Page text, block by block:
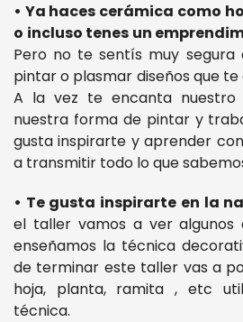
• Ya haces cerámica como
o incluso tenes un
Pero no te sentís muy segura
pintar o plasmar diseños que te
A la vez te encanta nuestro
nuestra forma de pintar y
gusta inspirarte y aprender
a transmitir todo lo que
• Te gusta inspirarte en la
el taller vamos a ver algunos
enseñamos la técnica
de terminar este taller vas a
hoja, planta, ramita , etc
técnica.